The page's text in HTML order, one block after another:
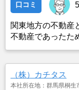
口コミ
関東地方の不動産
不動産であったた
も空き家の状態で
を決めた。
（株）カチタス
本社所在地：群馬県桐生